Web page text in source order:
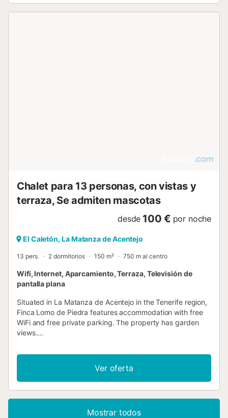
Chalet para 13 personas, con vistas y
terraza, Se admiten mascotas
desde 100 € por noche
El Caletón, La Matanza de Acentejo
13 pers. 2 dormitorios 150 m² 750 m al centro
Wifi, Internet, Aparcamiento, Terraza, Televisión de
pantalla plana
Situated in La Matanza de Acentejo in the Tenerife region,
Finca Lomo de Piedra features accommodation with free
WiFi and free private parking. The property has garden
views....
Ver oferta
Mostrar todos